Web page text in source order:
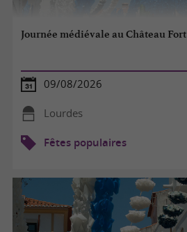
Journée médiévale au Château Fort
09/08/2026
Lourdes
Fêtes populaires